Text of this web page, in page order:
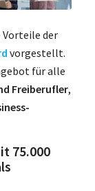
Vorteile der
vorgestellt.
für alle
Freiberufler,
75.000